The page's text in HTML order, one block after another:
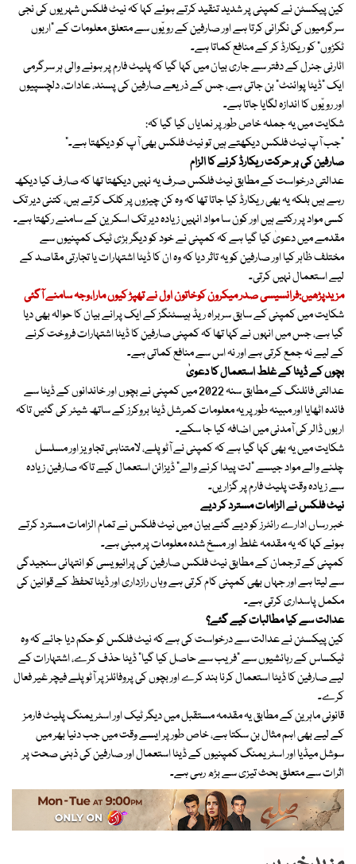
کین پیکسٹن نے کمپنی پر شدید تنقید کرتے ہوئے کہا کہ نیٹ فلکس شہریوں کی نجی
سرگرمیوں کی نگرانی کرتا ہے اور صارفین کے رویّوں سے متعلق معلومات کے “اربوں
ٹکڑوں” کو ریکارڈ کر کے منافع کماتا ہے۔
اٹارنی جنرل کے دفتر سے جاری بیان میں کہا گیا کہ پلیٹ فارم پر ہونے والی ہر سرگرمی
ایک “ڈیٹا پوائنٹ” بن جاتی ہے، جس کے ذریعے صارفین کی پسند، عادات، دلچسپیوں
اور رویّوں کا اندازہ لگایا جاتا ہے۔
شکایت میں یہ جملہ خاص طور پر نمایاں کیا گیا کہ:
“جب آپ نیٹ فلکس دیکھتے ہیں تو نیٹ فلکس بھی آپ کو دیکھتا ہے۔”
صارفین کی ہر حرکت ریکارڈ کرنے کا الزام
عدالتی درخواست کے مطابق نیٹ فلکس صرف یہ نہیں دیکھتا تھا کہ صارف کیا دیکھ
رہے ہیں بلکہ یہ بھی ریکارڈ کیا جاتا تھا کہ وہ کن چیزوں پر کلک کرتے ہیں، کتنی دیر تک
کسی مواد پر رکتے ہیں اور کون سا مواد انہیں زیادہ دیر تک اسکرین کے سامنے رکھتا ہے۔
مقدمے میں دعویٰ کیا گیا ہے کہ کمپنی نے خود کو دیگر بڑی ٹیک کمپنیوں سے
مختلف ظاہر کیا اور صارفین کو یہ تاثر دیا کہ وہ ان کا ڈیٹا اشتہارات یا تجارتی مقاصد کے
لیے استعمال نہیں کرتی۔
مزیدپڑھیں:فرانسیسی صدر میکرون کوخاتون اول نے تھپڑ کیوں مارا،وجہ سامنے آگئی
شکایت میں کمپنی کے سابق سربراہ ریڈ ہیسٹنگز کے ایک پرانے بیان کا حوالہ بھی دیا
گیا ہے، جس میں انہوں نے کہا تھا کہ کمپنی صارفین کا ڈیٹا اشتہارات فروخت کرنے
کے لیے نہ جمع کرتی ہے اور نہ اس سے منافع کماتی ہے۔
بچوں کے ڈیٹا کے غلط استعمال کا دعویٰ
عدالتی فائلنگ کے مطابق سنہ 2022 میں کمپنی نے بچوں اور خاندانوں کے ڈیٹا سے
فائدہ اٹھایا اور مبینہ طور پر یہ معلومات کمرشل ڈیٹا بروکرز کے ساتھ شیئر کی گئیں تاکہ
اربوں ڈالر کی آمدنی میں اضافہ کیا جا سکے۔
شکایت میں یہ بھی کہا گیا ہے کہ کمپنی نے آٹو پلے، لامتناہی تجاویز اور مسلسل
چلنے والے مواد جیسے “لت پیدا کرنے والے” ڈیزائن استعمال کیے تاکہ صارفین زیادہ
سے زیادہ وقت پلیٹ فارم پر گزاریں۔
نیٹ فلکس نے الزامات مسترد کر دیے
خبر رساں ادارے رائٹرز کو دیے گئے بیان میں نیٹ فلکس نے تمام الزامات مسترد کرتے
ہوئے کہا کہ یہ مقدمہ غلط اور مسخ شدہ معلومات پر مبنی ہے۔
کمپنی کے ترجمان کے مطابق نیٹ فلکس صارفین کی پرائیویسی کو انتہائی سنجیدگی
سے لیتا ہے اور جہاں بھی کمپنی کام کرتی ہے وہاں رازداری اور ڈیٹا تحفظ کے قوانین کی
مکمل پاسداری کرتی ہے۔
عدالت سے کیا مطالبات کیے گئے؟
کین پیکسٹن نے عدالت سے درخواست کی ہے کہ نیٹ فلکس کو حکم دیا جائے کہ وہ
ٹیکساس کے رہائشیوں سے “فریب سے حاصل کیا گیا” ڈیٹا حذف کرے، اشتہارات کے
لیے صارفین کا ڈیٹا استعمال کرنا بند کرے اور بچوں کی پروفائلز پر آٹو پلے فیچر غیر فعال
کرے۔
قانونی ماہرین کے مطابق یہ مقدمہ مستقبل میں دیگر ٹیک اور اسٹریمنگ پلیٹ فارمز
کے لیے بھی اہم مثال بن سکتا ہے، خاص طور پر ایسے وقت میں جب دنیا بھر میں
سوشل میڈیا اور اسٹریمنگ کمپنیوں کے ڈیٹا استعمال اور صارفین کی ذہنی صحت پر
اثرات سے متعلق بحث تیزی سے بڑھ رہی ہے۔